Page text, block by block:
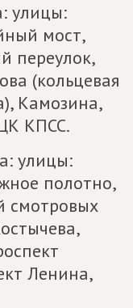
улицы:
мост,
переулок,
(кольцевая
Камозина,
КПСС.
улицы:
полотно,
смотровых
Ленина,